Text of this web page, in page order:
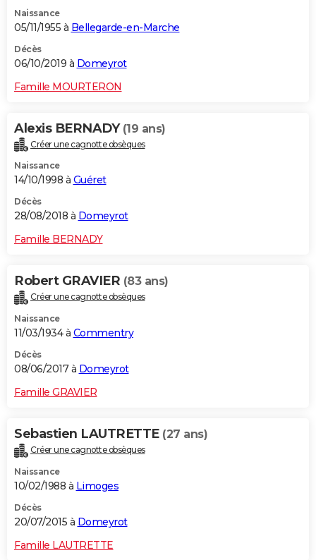
Naissance
05/11/1955 à Bellegarde-en-Marche
Décès
06/10/2019 à Domeyrot
Famille MOURTERON
Alexis BERNADY (19 ans)
Créer une cagnotte obsèques
Naissance
14/10/1998 à Guéret
Décès
28/08/2018 à Domeyrot
Famille BERNADY
Robert GRAVIER (83 ans)
Créer une cagnotte obsèques
Naissance
11/03/1934 à Commentry
Décès
08/06/2017 à Domeyrot
Famille GRAVIER
Sebastien LAUTRETTE (27 ans)
Créer une cagnotte obsèques
Naissance
10/02/1988 à Limoges
Décès
20/07/2015 à Domeyrot
Famille LAUTRETTE